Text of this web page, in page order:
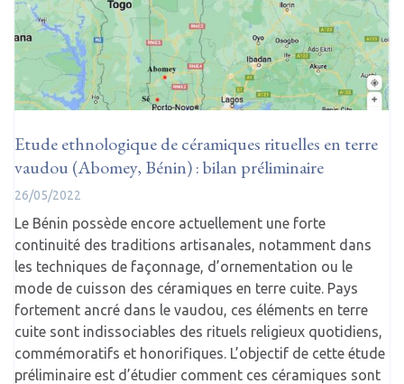
Etude ethnologique de céramiques rituelles en terre
vaudou (Abomey, Bénin) : bilan préliminaire
26/05/2022
Le Bénin possède encore actuellement une forte
continuité des traditions artisanales, notamment dans
les techniques de façonnage, d’ornementation ou le
mode de cuisson des céramiques en terre cuite. Pays
fortement ancré dans le vaudou, ces éléments en terre
cuite sont indissociables des rituels religieux quotidiens,
commémoratifs et honorifiques. L’objectif de cette étude
préliminaire est d’étudier comment ces céramiques sont